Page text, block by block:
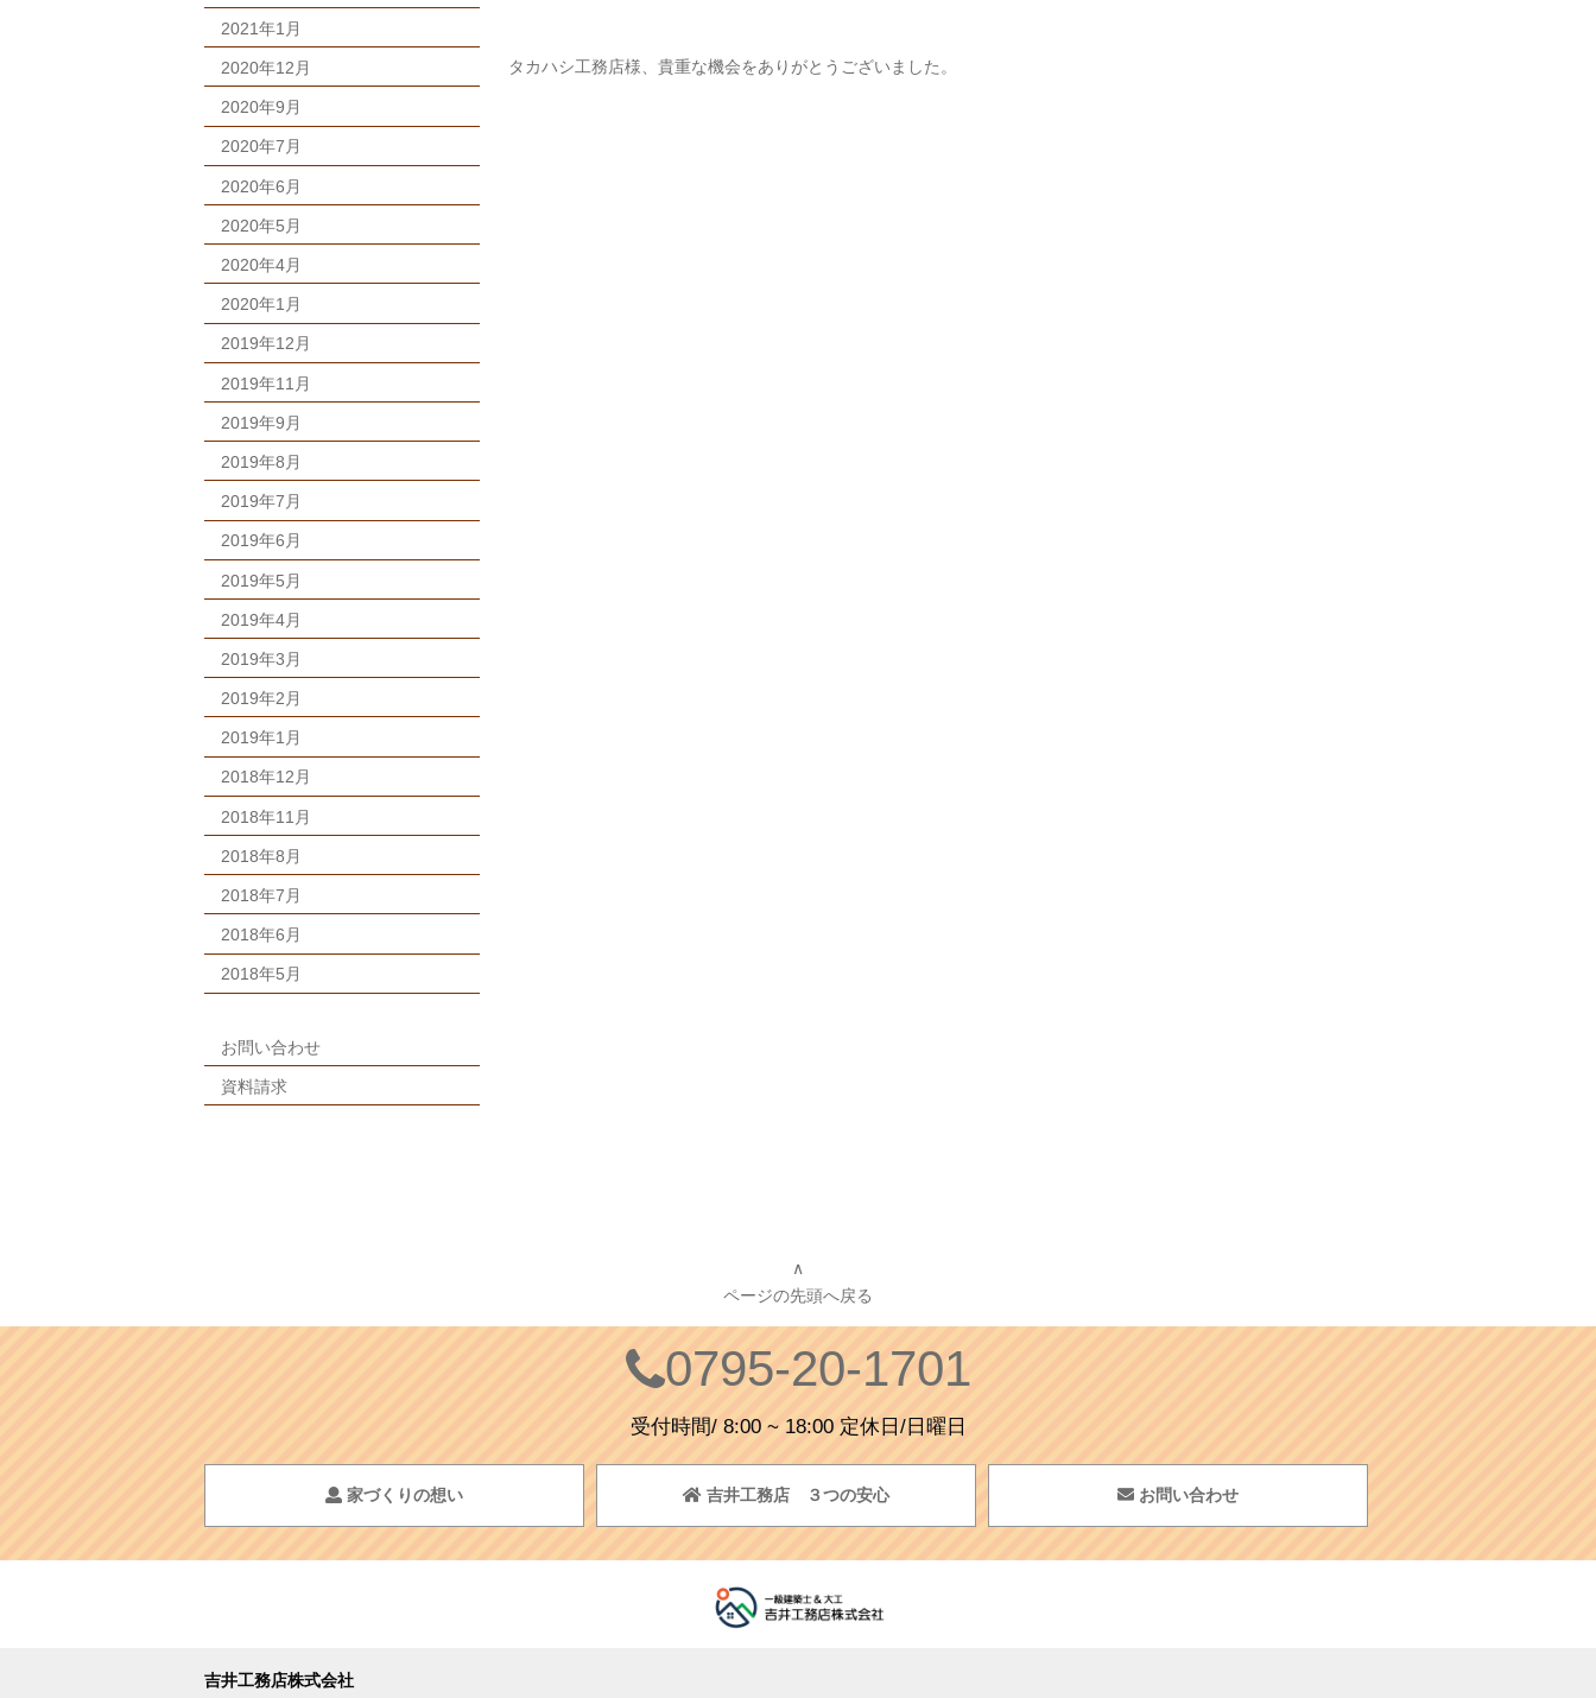
2021年1月
2020年12月
2020年9月
2020年7月
2020年6月
2020年5月
2020年4月
2020年1月
2019年12月
2019年11月
2019年9月
2019年8月
2019年7月
2019年6月
2019年5月
2019年4月
2019年3月
2019年2月
2019年1月
2018年12月
2018年11月
2018年8月
2018年7月
2018年6月
2018年5月
お問い合わせ
資料請求
タカハシ工務店様、貴重な機会をありがとうございました。
∧
ページの先頭へ戻る
0795-20-1701
受付時間/ 8:00 ~ 18:00 定休日/日曜日
家づくりの想い 吉井工務店 ３つの安心 お問い合わせ
吉井工務店株式会社